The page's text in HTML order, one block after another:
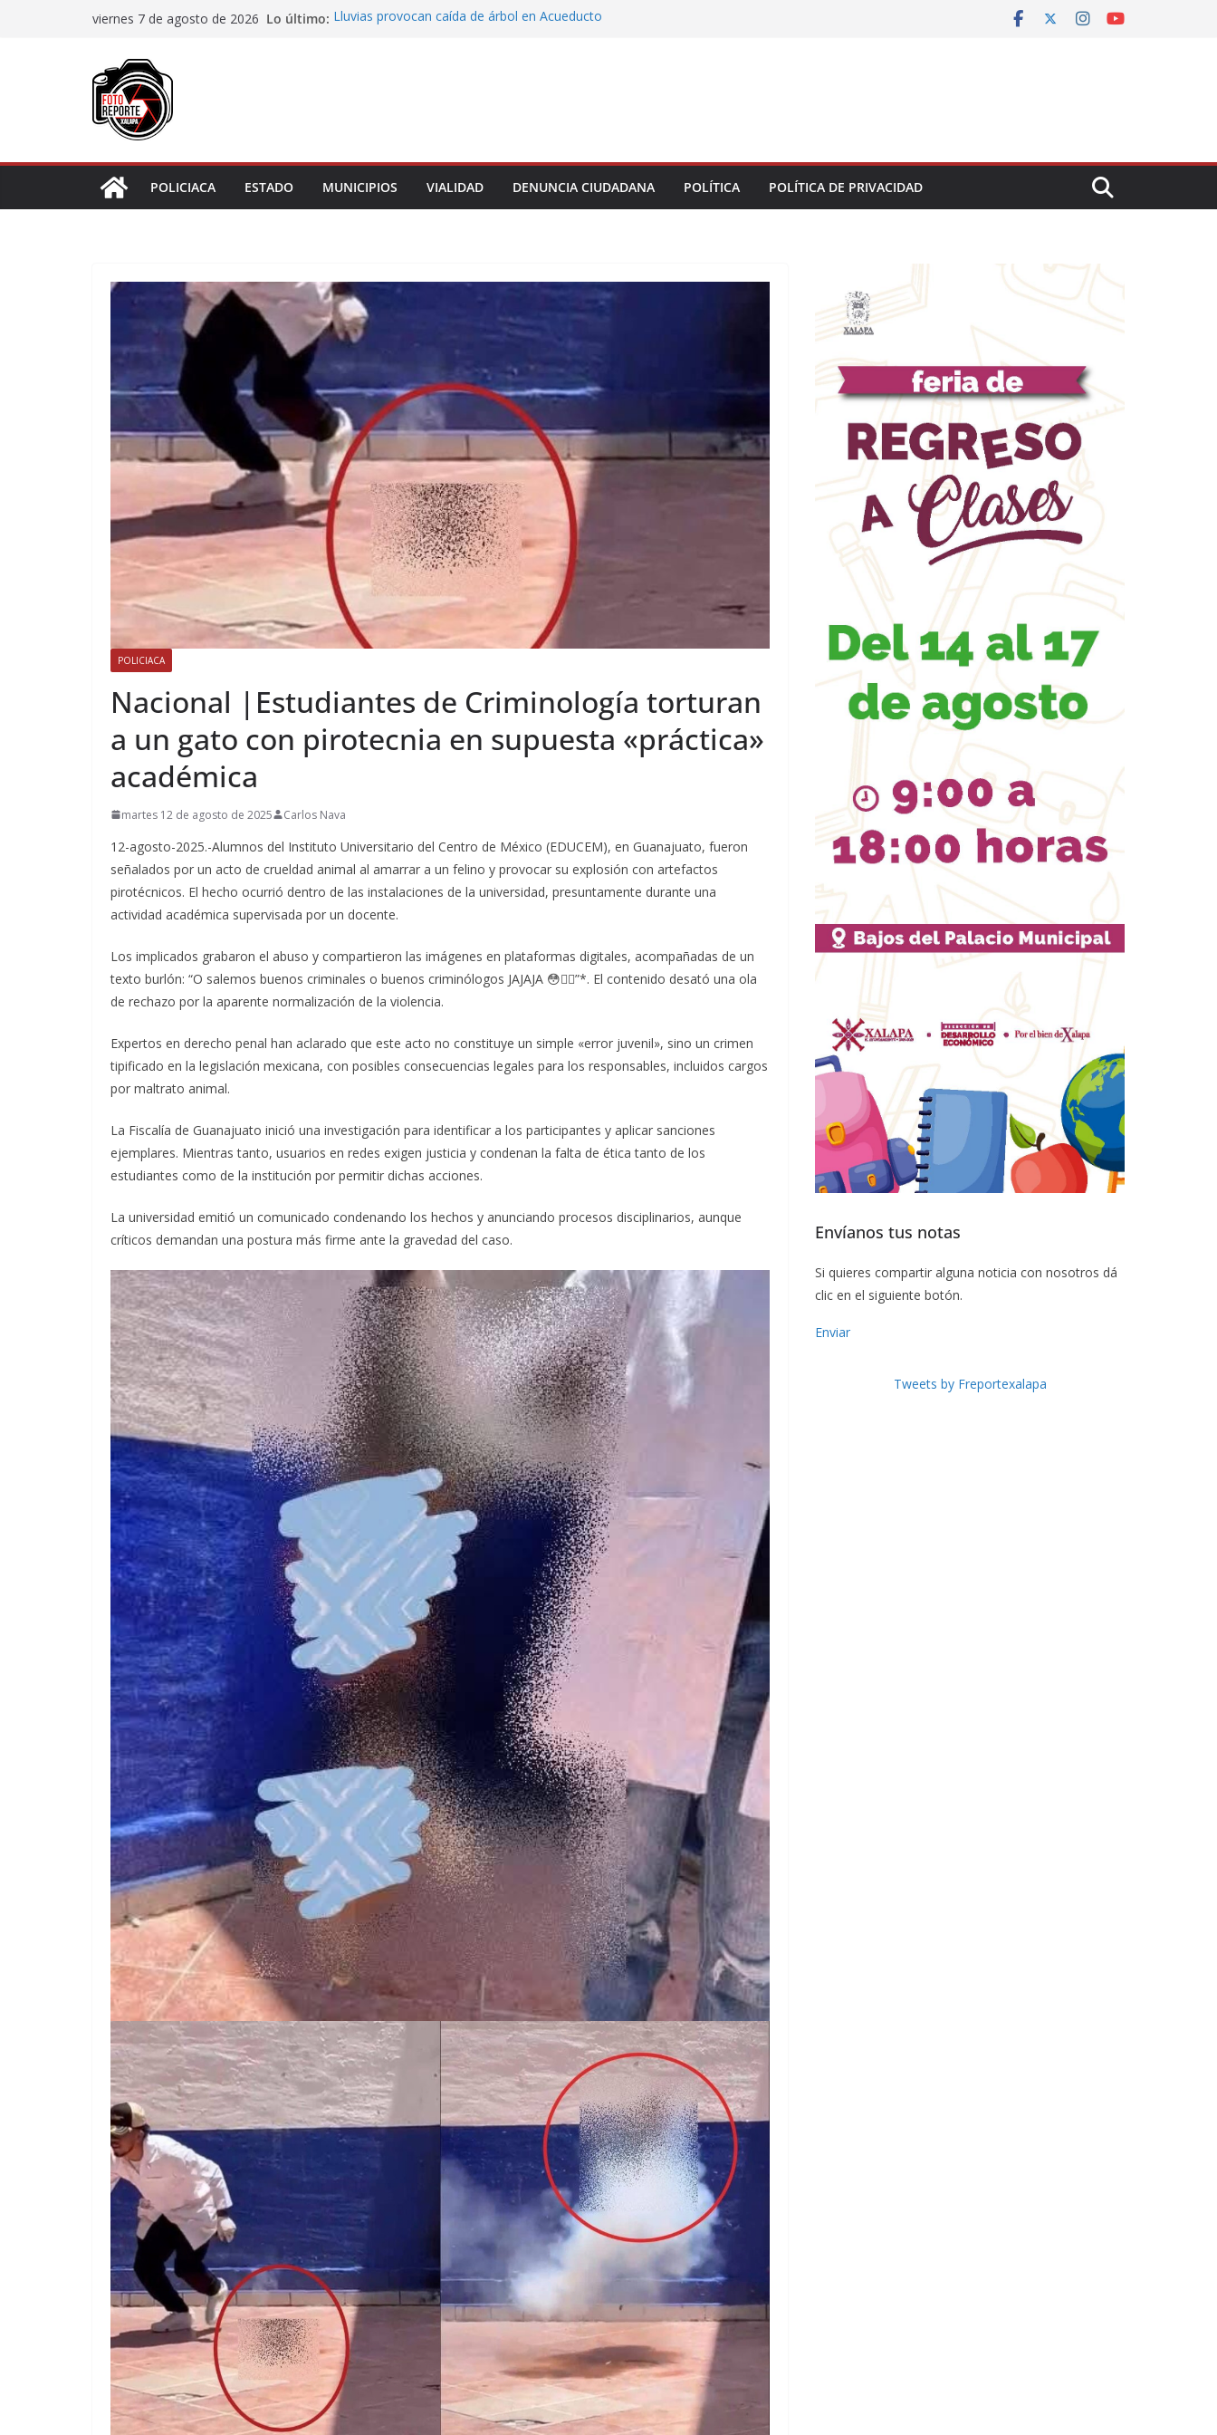
viernes 7 de agosto de 2026 Lo último: Lluvias provocan caída de árbol en Acueducto
incumplimiento de obra y falta de pago
POLICIACA
ESTADO MUNICIPIOS VIALIDAD DENUNCIA CIUDADANA POLÍTICA POLÍTICA DE PRIVACIDAD
POLICIACA
Nacional |Estudiantes de Criminología torturan
a un gato con pirotecnia en supuesta «práctica»
académica
martes 12 de agosto de 2025 Carlos Nava
12-agosto-2025.-Alumnos del Instituto Universitario del Centro de México (EDUCEM), en Guanajuato, fueron
señalados por un acto de crueldad animal al amarrar a un felino y provocar su explosión con artefactos
pirotécnicos. El hecho ocurrió dentro de las instalaciones de la universidad, presuntamente durante una
actividad académica supervisada por un docente.
Los implicados grabaron el abuso y compartieron las imágenes en plataformas digitales, acompañadas de un
texto burlón: “O salemos buenos criminales o buenos criminólogos JAJAJA 😳🙂‍↕️”*. El contenido desató una ola
de rechazo por la aparente normalización de la violencia.
Expertos en derecho penal han aclarado que este acto no constituye un simple «error juvenil», sino un crimen
tipificado en la legislación mexicana, con posibles consecuencias legales para los responsables, incluidos cargos
por maltrato animal.
La Fiscalía de Guanajuato inició una investigación para identificar a los participantes y aplicar sanciones
ejemplares. Mientras tanto, usuarios en redes exigen justicia y condenan la falta de ética tanto de los
estudiantes como de la institución por permitir dichas acciones.
La universidad emitió un comunicado condenando los hechos y anunciando procesos disciplinarios, aunque
críticos demandan una postura más firme ante la gravedad del caso.
Envíanos tus notas
Si quieres compartir alguna noticia con nosotros dá
clic en el siguiente botón.
Enviar
Tweets by Freportexalapa